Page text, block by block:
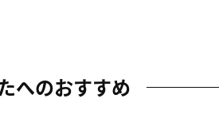
へのおすすめ